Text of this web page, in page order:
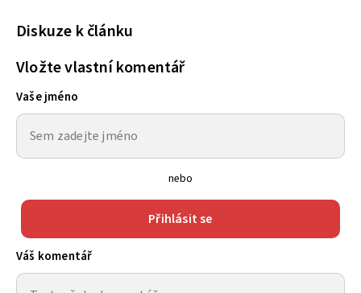
Diskuze k článku
Vložte vlastní komentář
Vaše jméno
nebo
Přihlásit se
Váš komentář